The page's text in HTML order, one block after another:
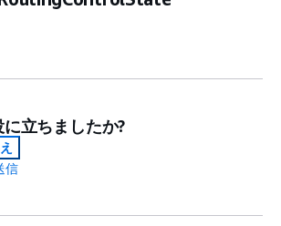
立ちましたか?
信